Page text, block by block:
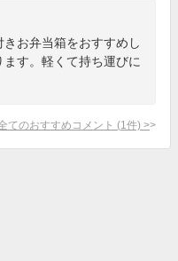
お弁当箱をおすすめし
す。軽くて持ち運びに
てのおすすめコメント (1 件) >